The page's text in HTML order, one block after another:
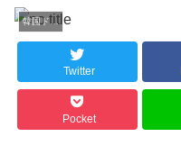
韓国ドラマ情報
Twitter
Pocket